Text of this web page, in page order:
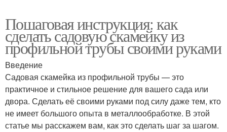
Пошаговая инструкция: как
сделать садовую скамейку из
профильной трубы своими руками
Введение
Садовая скамейка из профильной трубы — это
практичное и стильное решение для вашего сада или
двора. Сделать её своими руками под силу даже тем, кто
не имеет большого опыта в металлообработке. В этой
статье мы расскажем вам, как это сделать шаг за шагом.